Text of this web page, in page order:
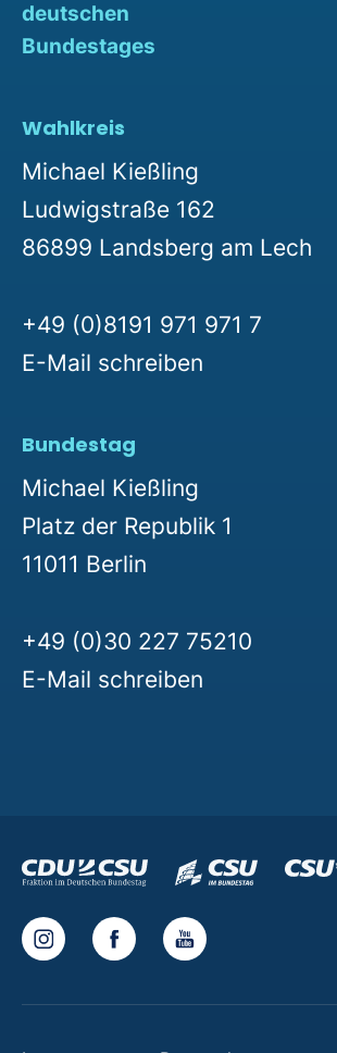
deutschen
Bundestages
Wahlkreis
Michael Kießling
Ludwigstraße 162
86899 Landsberg am Lech
+49 (0)8191 971 971 7
E-Mail schreiben
Bundestag
Michael Kießling
Platz der Republik 1
11011 Berlin
+49 (0)30 227 75210
E-Mail schreiben